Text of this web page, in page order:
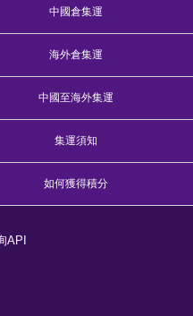
中國倉集運
海外倉集運
中國至海外集運
集運須知
如何獲得積分
API